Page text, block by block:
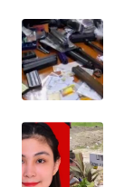
LAPAK
WAHANA
Wahana
Network
KONSUMEN